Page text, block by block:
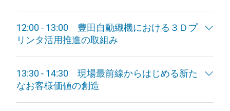
12:00 - 13:00 豊田自動織機における３Ｄプ
リンタ活用推進の取組み
13:30 - 14:30 現場最前線からはじめる新た
なお客様価値の創造